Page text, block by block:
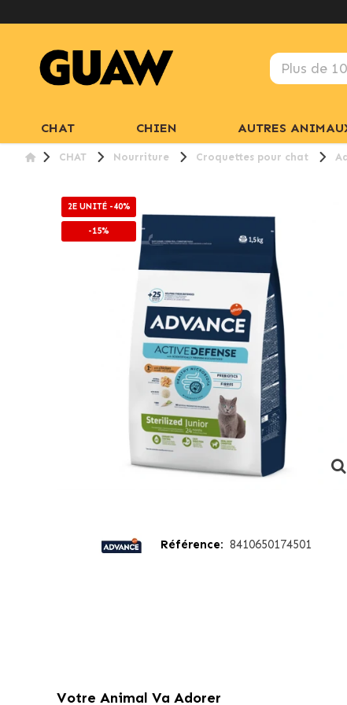
CHAT CHIEN AUTRES
CHAT Nourriture Croquettes pour chat
2E UNITÉ -40%
-15%
Référence: 8410650174501
Votre Animal Va Adorer